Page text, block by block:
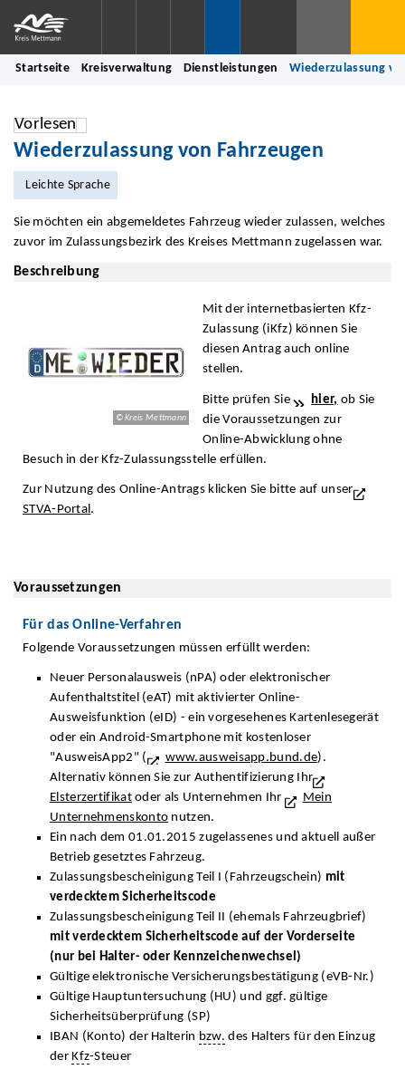
Startseite Kreisverwaltung Dienstleistungen Wiederzulassung
Vorlesen
Wiederzulassung von Fahrzeugen
Leichte Sprache
Sie möchten ein abgemeldetes Fahrzeug wieder zulassen, welches
zuvor im Zulassungsbezirk des Kreises Mettmann zugelassen war.
Beschreibung
© Kreis Mettmann
Mit der internetbasierten Kfz-
Zulassung (iKfz) können Sie
diesen Antrag auch online
stellen.
Bitte prüfen Sie hier, ob Sie
die Voraussetzungen zur
Online-Abwicklung ohne
Besuch in der Kfz-Zulassungsstelle erfüllen.
Zur Nutzung des Online-Antrags klicken Sie bitte auf unser
STVA-Portal .
Voraussetzungen
Für das Online-Verfahren
Folgende Voraussetzungen müssen erfüllt werden:
Neuer Personalausweis (nPA) oder elektronischer
Aufenthaltstitel (eAT) mit aktivierter Online-
Ausweisfunktion (eID) - ein vorgesehenes Kartenlesegerät
oder ein Android-Smartphone mit kostenloser
"AusweisApp2" (
www.ausweisapp.bund.de).
Alternativ können Sie zur Authentifizierung Ihr
Elsterzertifikatoder als Unternehmen Ihr
Mein
Unternehmenskonto nutzen.
Ein nach dem 01.01.2015 zugelassenes und aktuell außer
Betrieb gesetztes Fahrzeug.
Zulassungsbescheinigung Teil I (Fahrzeugschein) mit
verdecktem Sicherheitscode
Zulassungsbescheinigung Teil II (ehemals Fahrzeugbrief)
mit verdecktem Sicherheitscode auf der Vorderseite
(nur bei Halter- oder Kennzeichenwechsel)
Gültige elektronische Versicherungsbestätigung (eVB-Nr.)
Gültige Hauptuntersuchung (HU) und ggf. gültige
Sicherheitsüberprüfung (SP)
IBAN (Konto) der Halterin bzw. des Halters für den Einzug
derKfz-Steuer